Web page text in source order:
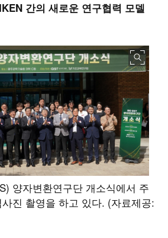
간의 새로운 연구협력 모델
양자변환연구단 개소식에서 주
진 촬영을 하고 있다. (자료제공: